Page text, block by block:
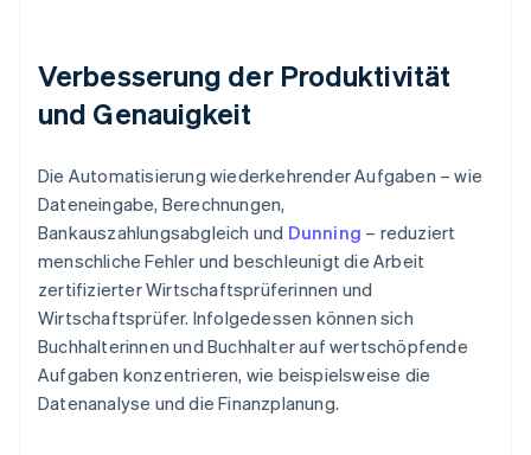
Verbesserung der Produktivität
und Genauigkeit
Die Automatisierung wiederkehrender Aufgaben – wie
Dateneingabe, Berechnungen,
Bankauszahlungsabgleich und Dunning – reduziert
menschliche Fehler und beschleunigt die Arbeit
zertifizierter Wirtschaftsprüferinnen und
Wirtschaftsprüfer. Infolgedessen können sich
Buchhalterinnen und Buchhalter auf wertschöpfende
Aufgaben konzentrieren, wie beispielsweise die
Datenanalyse und die Finanzplanung.